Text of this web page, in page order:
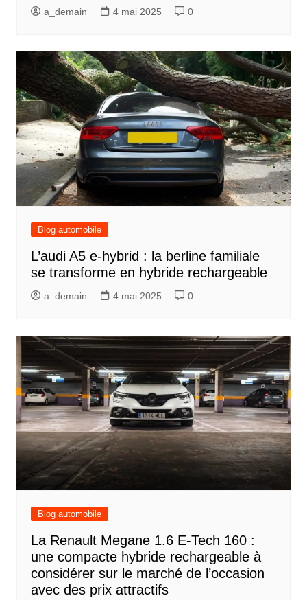
a_demain 4 mai 2025 0
Blog automobile
L’audi A5 e-hybrid : la berline familiale
se transforme en hybride rechargeable
a_demain 4 mai 2025 0
Blog automobile
La Renault Megane 1.6 E-Tech 160 :
une compacte hybride rechargeable à
considérer sur le marché de l’occasion
avec des prix attractifs